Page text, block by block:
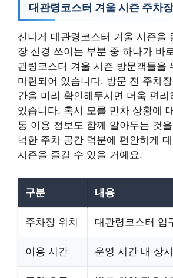
대관령코스터 겨울 시즌 주차
신나게 대관령코스터 겨울 시즌을
장 신경 쓰이는 부분 중 하나가 바
관령코스터 겨울 시즌 방문객들을
마련되어 있습니다. 방문 전 주차
간을 미리 확인해두시면 더욱 편리
있습니다. 혹시 모를 만차 상황에
통 이용 정보도 함께 알아두는 것
넉한 주차 공간 덕분에 편안하게
시즌을 즐길 수 있을 거예요.
구분 내용
주차장 위치 대관령코스터 입
이용 시간 운영 시간 내 상